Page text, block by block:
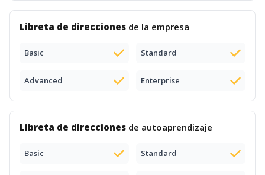
Libreta de direcciones de la empresa
Basic Standard
Advanced Enterprise
Libreta de direcciones de autoaprendizaje
Basic Standard